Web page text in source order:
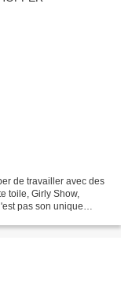
de travailler avec des
toile, Girly Show,
pas son unique